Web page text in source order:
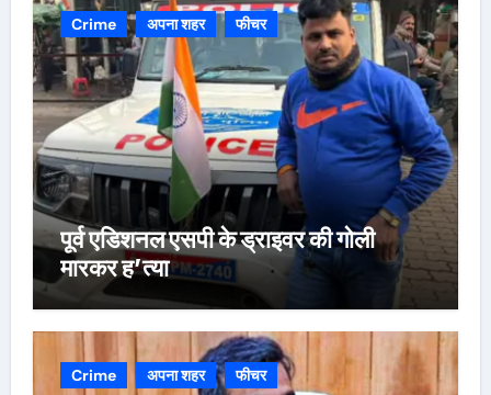
Crime अपना शहर फीचर
पूर्व एडिशनल एसपी के ड्राइवर की गोली
मारकर ह’त्या
Crime अपना शहर फीचर